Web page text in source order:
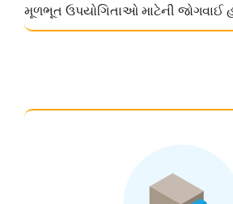
મૂળભૂત ઉપયોગિતાઓ માટેની જોગવાઈ